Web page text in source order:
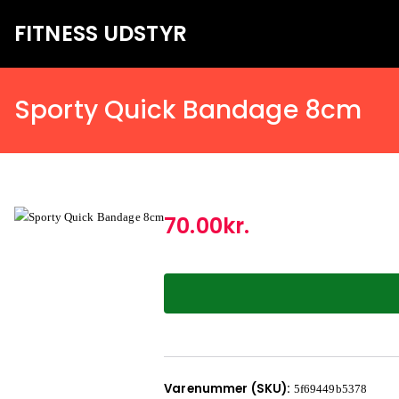
FITNESS UDSTYR
Sporty Quick Bandage 8cm
70.00kr.
Varenummer (SKU): 5f69449b5378